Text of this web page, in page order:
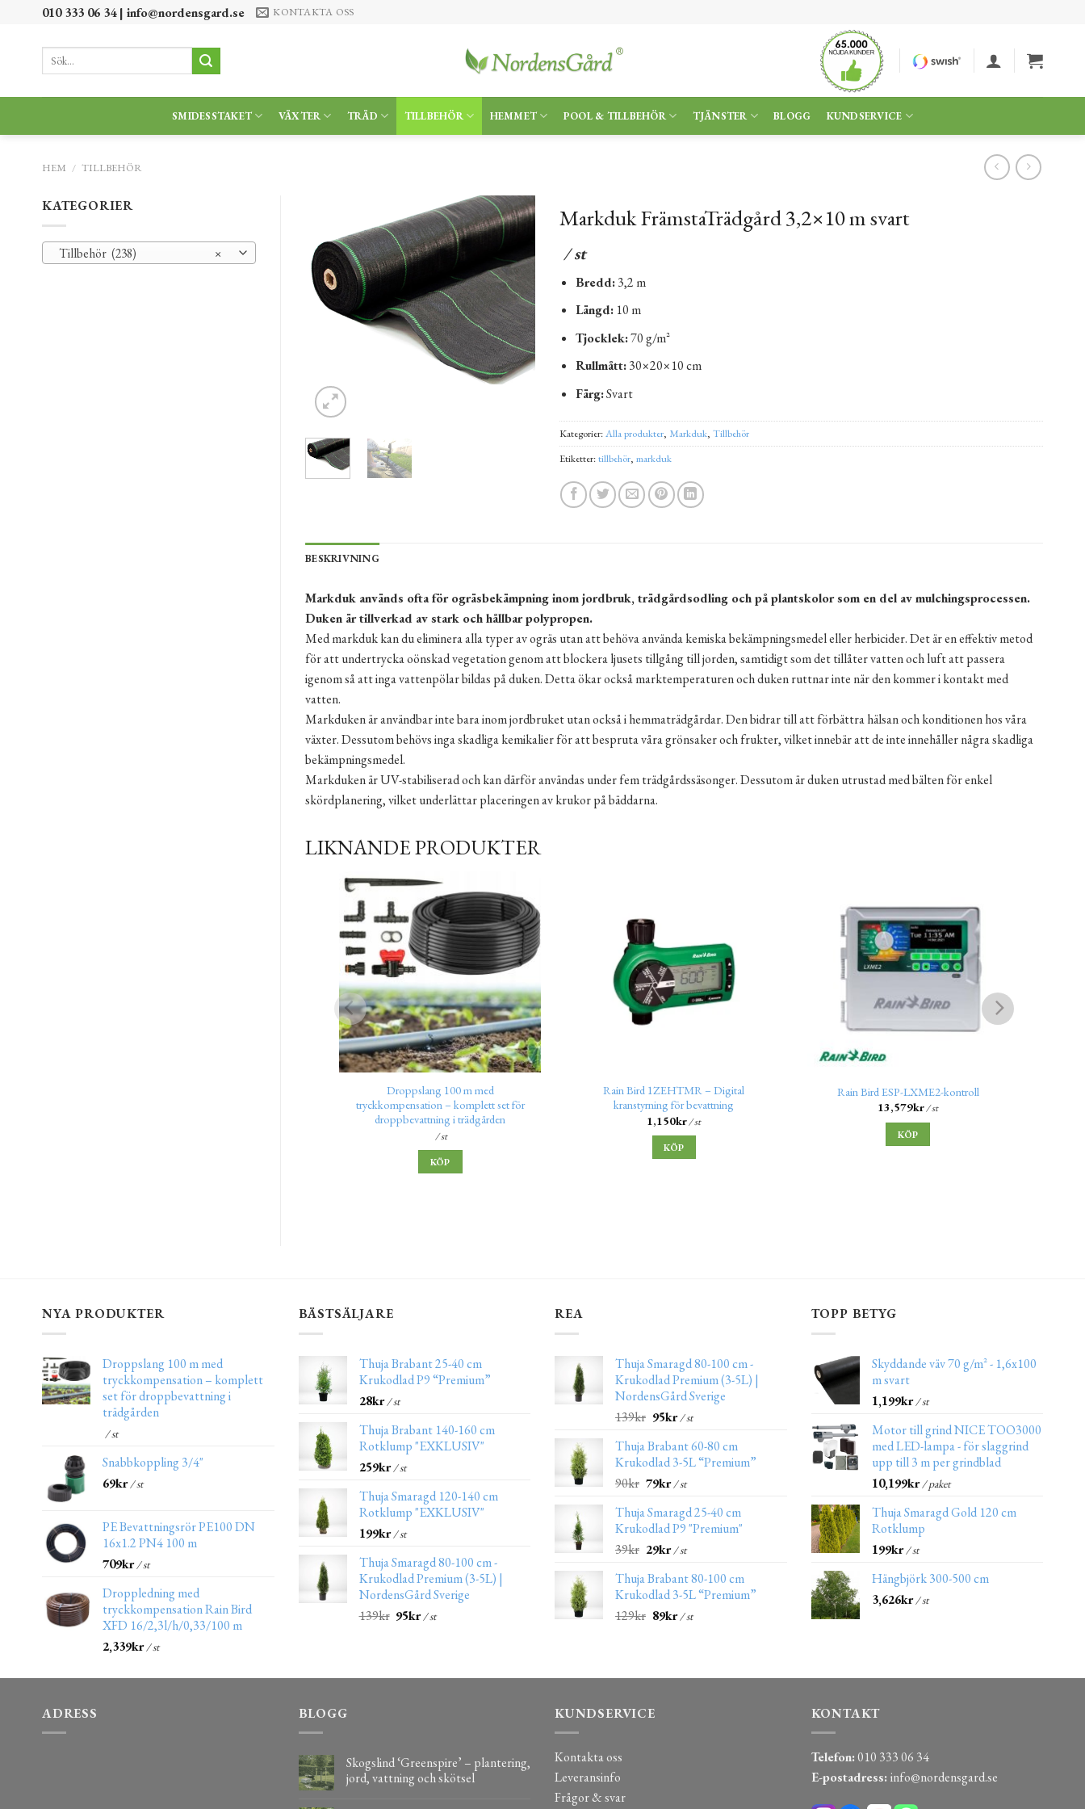
010 333 06 34 | info@nordensgard.se KONTAKTA OSS
efter:
SMIDESSTAKET VÄXTER TRÄD TILLBEHÖR HEMMET POOL & TILLBEHÖR TJÄNSTER BLOGG KUNDSERVICE
HEM / TILLBEHÖR
KATEGORIER
×
Tillbehör (238)
Markduk FrämstaTrädgård 3,2×10 m svart
/ st
Bredd:3,2 m
Längd: 10 m
Tjocklek:70 g/m²
Rullmått:30×20×10 cm
Färg:Svart
Kategorier:Alla produkter, Markduk, Tillbehör
Etiketter:tillbehör, markduk
BESKRIVNING
Markduk används ofta för ogräsbekämpning inom jordbruk, trädgårdsodling och på plantskolor som en del av mulchingsprocessen.
Duken är tillverkad av stark och hållbar polypropen.
Med markduk kan du eliminera alla typer av ogräs utan att behöva använda kemiska bekämpningsmedel eller herbicider. Det är en effektiv metod
för att undertrycka oönskad vegetation genom att blockera ljusets tillgång till jorden, samtidigt som det tillåter vatten och luft att passera
igenom så att inga vattenpölar bildas på duken. Detta ökar också marktemperaturen och duken ruttnar inte när den kommer i kontakt med
vatten.
Markduken är användbar inte bara inom jordbruket utan också i hemmaträdgårdar. Den bidrar till att förbättra hälsan och konditionen hos våra
växter. Dessutom behövs inga skadliga kemikalier för att bespruta våra grönsaker och frukter, vilket innebär att de inte innehåller några skadliga
bekämpningsmedel.
Markduken är UV-stabiliserad och kan därför användas under fem trädgårdssäsonger. Dessutom är duken utrustad med bälten för enkel
skördplanering, vilket underlättar placeringen av krukor på bäddarna.
LIKNANDE PRODUKTER
Droppslang 100 m med
tryckkompensation – komplett set för
droppbevattning i trädgården
/ st
KÖP
Rain Bird 1ZEHTMR – Digital
kranstyrning för bevattning
1,150kr/ st
KÖP
Rain Bird ESP-LXME2-kontroll
13,579kr/ st
KÖP
NYA PRODUKTER
Droppslang 100 m med
tryckkompensation – komplett
set för droppbevattning i
trädgården
/ st
Snabbkoppling 3/4"
69kr/ st
PE Bevattningsrör PE100 DN
16x1.2 PN4 100 m
709kr/ st
Droppledning med
tryckkompensation Rain Bird
XFD 16/2,3l/h/0,33/100 m
2,339kr/ st
BÄSTSÄLJARE
Thuja Brabant 25-40 cm
Krukodlad P9 “Premium”
28kr/ st
Thuja Brabant 140-160 cm
Rotklump "EXKLUSIV"
259kr/ st
Thuja Smaragd 120-140 cm
Rotklump "EXKLUSIV"
199kr/ st
Thuja Smaragd 80-100 cm -
Krukodlad Premium (3-5L) |
NordensGård Sverige
139kr 95kr/ st
REA
Thuja Smaragd 80-100 cm -
Krukodlad Premium (3-5L) |
NordensGård Sverige
139kr 95kr/ st
Thuja Brabant 60-80 cm
Krukodlad 3-5L “Premium”
90kr 79kr/ st
Thuja Smaragd 25-40 cm
Krukodlad P9 "Premium"
39kr 29kr/ st
Thuja Brabant 80-100 cm
Krukodlad 3-5L “Premium”
129kr 89kr/ st
TOPP BETYG
Skyddande väv 70 g/m² - 1,6x100
m svart
1,199kr/ st
Motor till grind NICE TOO3000
med LED-lampa - för slaggrind
upp till 3 m per grindblad
10,199kr/ paket
Thuja Smaragd Gold 120 cm
Rotklump
199kr/ st
Hängbjörk 300-500 cm
3,626kr/ st
ADRESS BLOGG
Skogslind ‘Greenspire’ – plantering,
jord, vattning och skötsel
KUNDSERVICE
Kontakta oss
Leveransinfo
Frågor & svar
KONTAKT
Telefon:010 333 06 34
E-postadress: info@nordensgard.se